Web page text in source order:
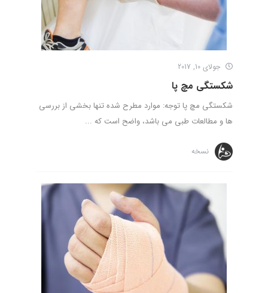
جولای 10, 2017
شکستگی مچ پا
شکستگی مچ پا توجه: موارد مطرح شده تنها بخشی از بررسی
ها و مطالعات طبی می باشد، واضح است که ...
نسخه